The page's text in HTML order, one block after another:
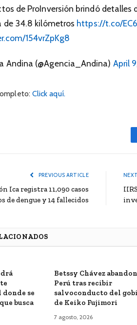
de ProInversión brindó detalles
de 34.8 kilómetros https://t.co/
154vrZpKg8
Andina (@Agencia_Andina) April
Click aquí.
PREVIOUS ARTICLE
Ica registra 11,090 casos
de dengue y 14 fallecidos
se
busca
Betssy Chávez
Perú tras recibir
salvoconducto del
de Keiko Fujimori
7 agosto, 2026